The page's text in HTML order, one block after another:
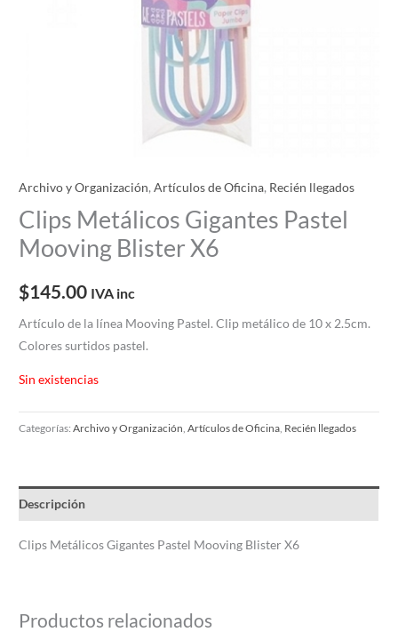
Archivo y Organización,Artículos de Oficina, Recién llegados
Clips Metálicos Gigantes Pastel
Mooving Blister X6
$145.00 IVA inc
Artículo de la línea Mooving Pastel. Clip metálico de 10 x 2.5cm.
Colores surtidos pastel.
Sin existencias
Categorías:Archivo y Organización ,Artículos de Oficina Recién llegados
Descripción
Clips Metálicos Gigantes Pastel Mooving Blister X6
Productos relacionados